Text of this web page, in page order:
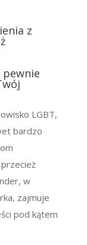
z
LGBT,
bardzo
w
zajmuje
pod kątem